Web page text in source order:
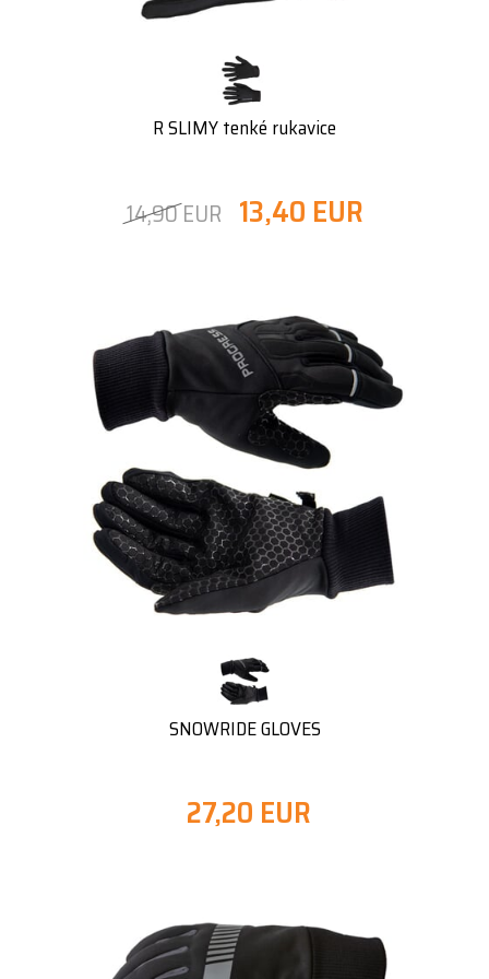
R SLIMY tenké rukavice
14,90 EUR 13,40 EUR
SNOWRIDE GLOVES
27,20 EUR